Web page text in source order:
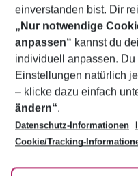
Footer
Footer navigation
Über uns
AGB
Bestpreisgarantie
Cookie-Einstellungen
Cookie-Richtlinie
Agenturbetreuung
Barrierefreies Reisen
Folge uns
einverstanden bist. Dir
„Nur notwendige
anpassen“ kannst du
individuell anpassen.
Einstellungen natürlich
– klicke dazu einfach
ändern“.
Datenschutz-Informationen
Cookie/Tracking-